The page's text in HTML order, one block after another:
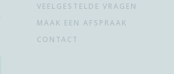
VEELGESTELDE VRAGEN
MAAK EEN AFSPRAAK
CONTACT